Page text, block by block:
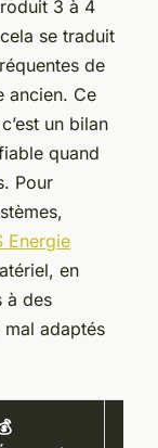
3 à 4
se traduit
de
ancien. Ce
un bilan
quand
Pour
Energie
en
à des
adaptés